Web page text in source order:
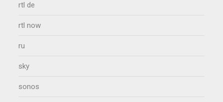
rtl de
rtl now
ru
sky
sonos